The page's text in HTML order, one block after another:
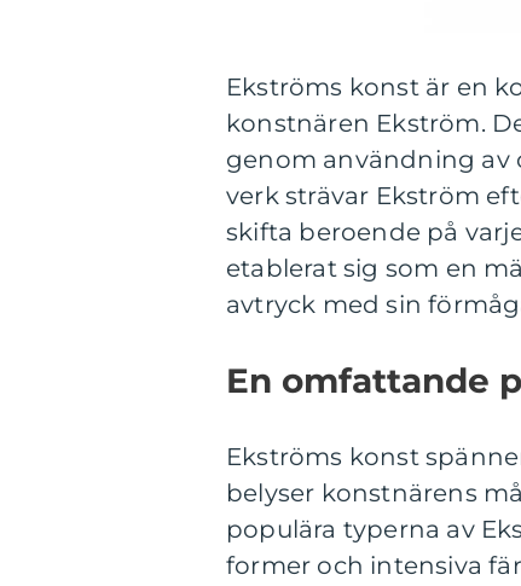
Ekströms konst är en
konstnären Ekström.
genom användning av
verk strävar Ekström
skifta beroende på
etablerat sig som en
avtryck med sin
En omfattande
Ekströms konst
belyser konstnärens
populära typerna av
former och intensiva